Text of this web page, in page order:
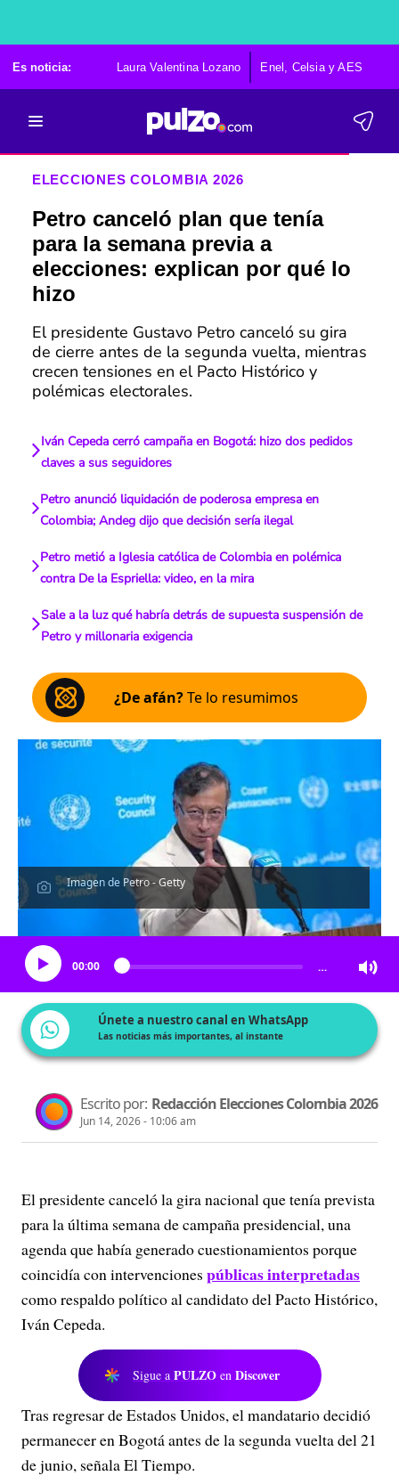
Es noticia: Laura Valentina Lozano Enel, Celsia y AES
ELECCIONES COLOMBIA 2026
Petro canceló plan que tenía
para la semana previa a
elecciones: explican por qué lo
hizo
El presidente Gustavo Petro canceló su gira
de cierre antes de la segunda vuelta, mientras
crecen tensiones en el Pacto Histórico y
polémicas electorales.
Iván Cepeda cerró campaña en Bogotá: hizo dos pedidos
claves a sus seguidores
Petro anunció liquidación de poderosa empresa en
Colombia; Andeg dijo que decisión sería ilegal
Petro metió a Iglesia católica de Colombia en polémica
contra De la Espriella: video, en la mira
Sale a la luz qué habría detrás de supuesta suspensión de
Petro y millonaria exigencia
¿De afán?Te lo resumimos
Imagen de Petro - Getty
Escucha el artículo
00:00 …
Únete a nuestro canal en WhatsApp
Las noticias más importantes, al instante
Escrito por: Redacción Elecciones Colombia 2026
Jun 14, 2026 - 10:06 am
El presidente canceló la gira nacional que tenía prevista
para la última semana de campaña presidencial, una
agenda que había generado cuestionamientos porque
coincidía con intervenciones públicas interpretadas
como respaldo político al candidato del Pacto Histórico,
Iván Cepeda.
Sigue a PULZO en Discover
Tras regresar de Estados Unidos, el mandatario decidió
permanecer en Bogotá antes de la segunda vuelta del 21
de junio, señala El Tiempo.